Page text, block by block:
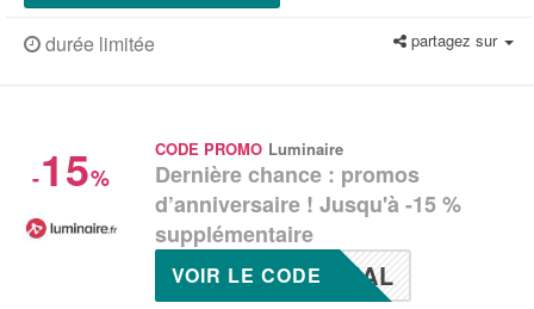
durée limitée partagez sur
-15%
CODE PROMO Luminaire
Dernière chance : promos
d’anniversaire ! Jusqu'à -15 %
supplémentaire
NAL
VOIR LE CODE